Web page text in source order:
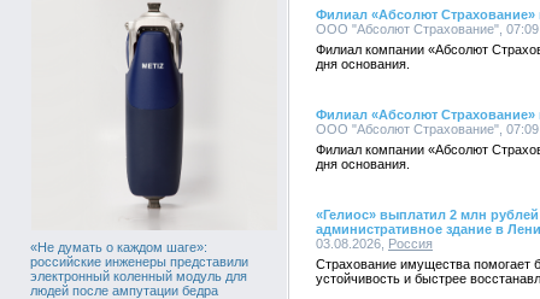
«Не думать о каждом шаге»:
российские инженеры представили
электронный коленный модуль для
людей после ампутации бедра
Филиал «Абсолют Страхование»
ООО "Абсолют Страхование",
Филиал компании «Абсолют
дня основания.
Филиал «Абсолют Страхование»
ООО "Абсолют Страхование",
Филиал компании «Абсолют
дня основания.
«Гелиос» выплатил 2 млн
административное здание в
03.08.2026, Россия
Страхование имущества помогает
устойчивость и быстрее